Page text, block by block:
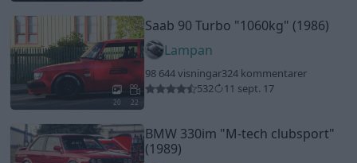
20 22
Saab 90 Turbo "1060kg" (1986)
Lampan
98 644 visningar324 kommentarer
532
11 sept. 17
BMW 330im "M-tech clubsport"
(1989)